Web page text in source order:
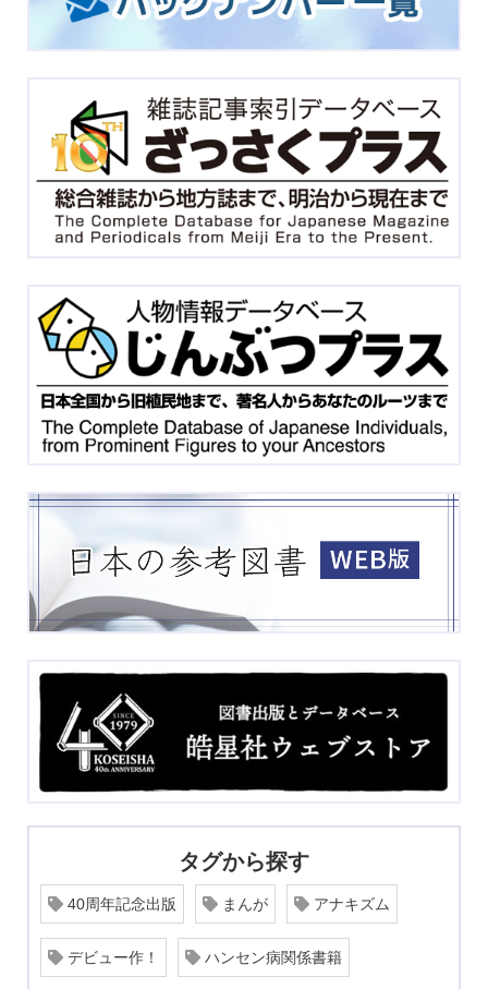
タグから探す
40周年記念出版 まんが アナキズム
デビュー作！ ハンセン病関係書籍